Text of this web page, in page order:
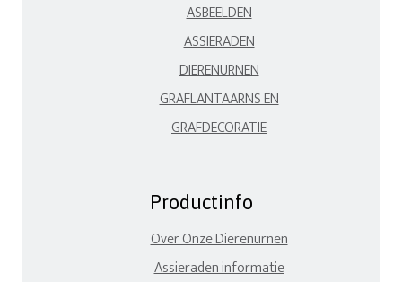
ASBEELDEN
ASSIERADEN
DIERENURNEN
GRAFLANTAARNS EN
GRAFDECORATIE
Productinfo
Over Onze Dierenurnen
Assieraden informatie